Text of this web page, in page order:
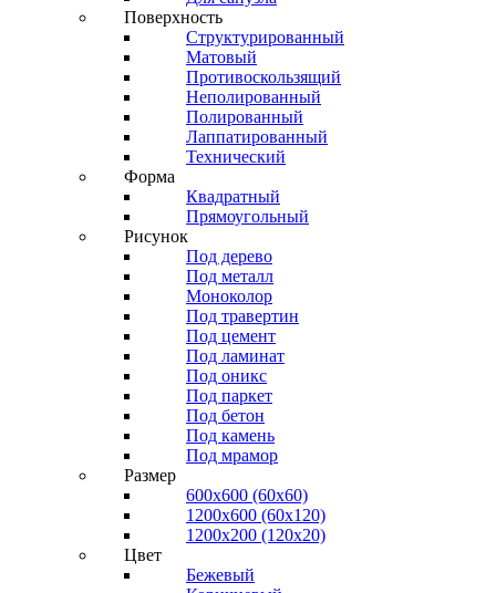
Поверхность
Структурированный
Матовый
Противоскользящий
Неполированный
Полированный
Лаппатированный
Технический
Форма
Квадратный
Прямоугольный
Рисунок
Под дерево
Под металл
Моноколор
Под травертин
Под цемент
Под ламинат
Под оникс
Под паркет
Под бетон
Под камень
Под мрамор
Размер
600х600 (60х60)
1200х600 (60х120)
1200х200 (120x20)
Цвет
Бежевый